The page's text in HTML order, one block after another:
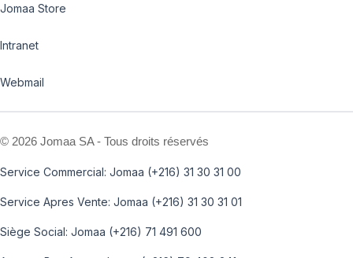
Jomaa Store
Intranet
Webmail
© 2026 Jomaa SA - Tous droits réservés
Service Commercial: Jomaa (+216) 31 30 31 00
Service Apres Vente: Jomaa (+216) 31 30 31 01
Siège Social: Jomaa (+216) 71 491 600